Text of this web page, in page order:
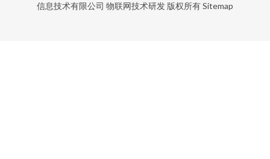
信息技术有限公司 物联网技术研发 版权所有Sitemap